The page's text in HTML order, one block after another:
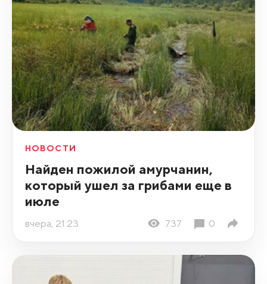
НОВОСТИ
Найден пожилой амурчанин,
который ушел за грибами еще в
июле
вчера, 21:23 737 0